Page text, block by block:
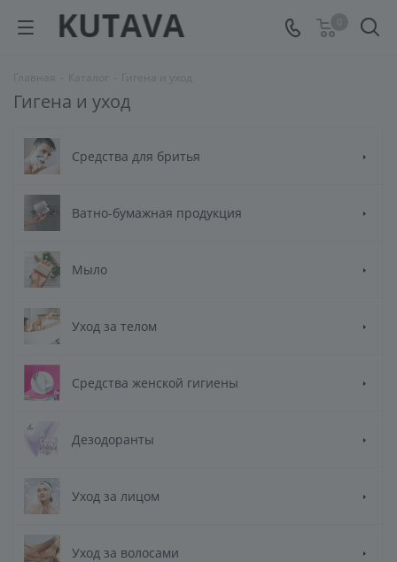
Гигена и уход
Средства для бритья
Ватно-бумажная продукция
Мыло
Уход за телом
Средства женской гигиены
Дезодоранты
Уход за лицом
Уход за волосами